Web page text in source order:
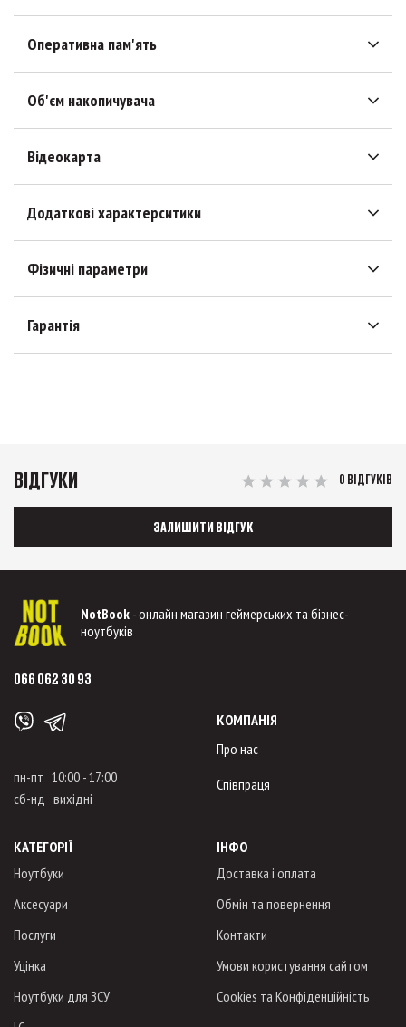
Оперативна пам'ять
Об'єм накопичувача
Відеокарта
Додаткові характерситики
Фізичні параметри
Гарантія
ВІДГУКИ 0 ВІДГУКІВ
ЗАЛИШИТИ ВІДГУК
NotBook - онлайн магазин геймерських та бізнес-
ноутбуків
066 062 30 93
пн-пт 10:00 - 17:00
сб-нд вихідні
КОМПАНІЯ
Про нас
Співпраця
КАТЕГОРІЇ
Ноутбуки
Аксесуари
Послуги
Уцінка
Ноутбуки для ЗСУ
ІНФО
Доставка і оплата
Обмін та повернення
Контакти
Умови користування сайтом
Cookies та Конфіденційність